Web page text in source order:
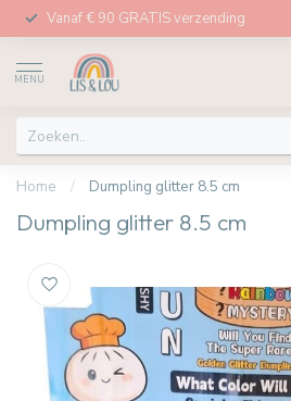
Vanaf € 90 GRATIS verzending
MENU
Home / Dumpling glitter 8.5 cm
Dumpling glitter 8.5 cm